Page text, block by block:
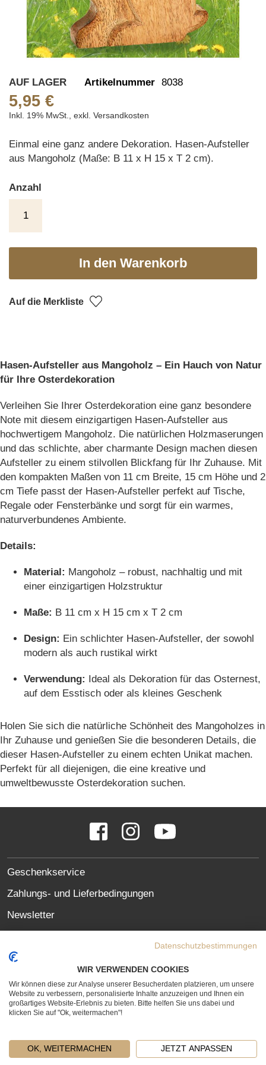
Skip
to
the
of
gallery
AUF LAGER Artikelnummer 8038
5,95 €
Inkl. 19% MwSt., exkl. Versandkosten
Einmal eine ganz andere Dekoration. Hasen-Aufsteller
aus Mangoholz (Maße: B 11 x H 15 x T 2 cm).
Anzahl
In den Warenkorb
Auf die Merkliste
Hasen-Aufsteller aus Mangoholz – Ein Hauch von Natur
für Ihre Osterdekoration
Verleihen Sie Ihrer Osterdekoration eine ganz besondere
Note mit diesem einzigartigen Hasen-Aufsteller aus
hochwertigem Mangoholz. Die natürlichen Holzmaserungen
und das schlichte, aber charmante Design machen diesen
Aufsteller zu einem stilvollen Blickfang für Ihr Zuhause. Mit
den kompakten Maßen von 11 cm Breite, 15 cm Höhe und 2
cm Tiefe passt der Hasen-Aufsteller perfekt auf Tische,
Regale oder Fensterbänke und sorgt für ein warmes,
naturverbundenes Ambiente.
Details:
Material: Mangoholz – robust, nachhaltig und mit
einer einzigartigen Holzstruktur
Maße: B 11 cm x H 15 cm x T 2 cm
Design: Ein schlichter Hasen-Aufsteller, der sowohl
modern als auch rustikal wirkt
Verwendung: Ideal als Dekoration für das Osternest,
auf dem Esstisch oder als kleines Geschenk
Holen Sie sich die natürliche Schönheit des Mangoholzes in
Ihr Zuhause und genießen Sie die besonderen Details, die
dieser Hasen-Aufsteller zu einem echten Unikat machen.
Perfekt für all diejenigen, die eine kreative und
umweltbewusste Osterdekoration suchen.
LINKS
FacebookInstagramYouTube
SITE
LINKS
Geschenkservice
Zahlungs- und Lieferbedingungen
Newsletter
Datenschutzerklärung
Erklärung zur Barrierefreiheit
Widerrufsrecht
LEGAL
KONTAKT AGB IMPRESSUM
Datenschutzbestimmungen
WIR VERWENDEN COOKIES
Wir können diese zur Analyse unserer Besucherdaten platzieren, um unsere
Website zu verbessern, personalisierte Inhalte anzuzeigen und Ihnen ein
großartiges Website-Erlebnis zu bieten. Bitte helfen Sie uns dabei und
klicken Sie auf "Ok, weitermachen"!
OK, WEITERMACHEN JETZT ANPASSEN